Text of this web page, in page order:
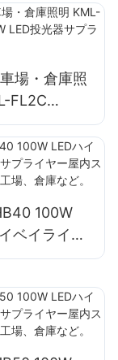
場・倉庫照
FL2C
投光器サ
ー
100W
ベイライト
ヤー屋内ス